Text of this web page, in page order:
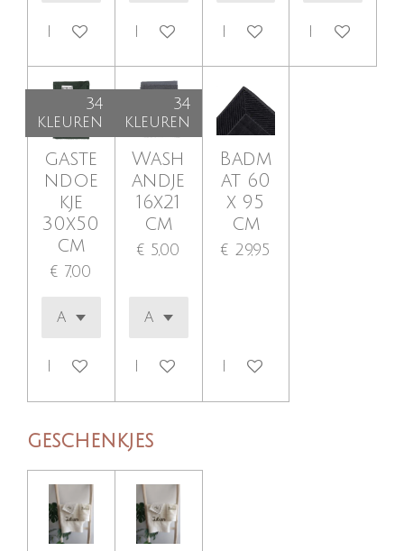
Bekijk detailsBekijk detailsBekijk detailsBekijk
34
kleuren
gaste
ndoe
kje
30x50
cm
€ 7,00
Bekijk details
34
kleuren
Wash
andje
16x21
cm
€ 5,00
Bekijk details
Badm
at 60
x 95
cm
€ 29,95
Bekijk details
geschenkjes